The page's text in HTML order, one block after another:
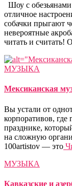
Шоу с
отличное
собачки прыгают
невероятные
читать и считать!
МУЗЫКА
Мексиканская
Вы устали от
корпоративов, где
празднике,
на сложную
100artistov — это
МУЗЫКА
Кавказские и